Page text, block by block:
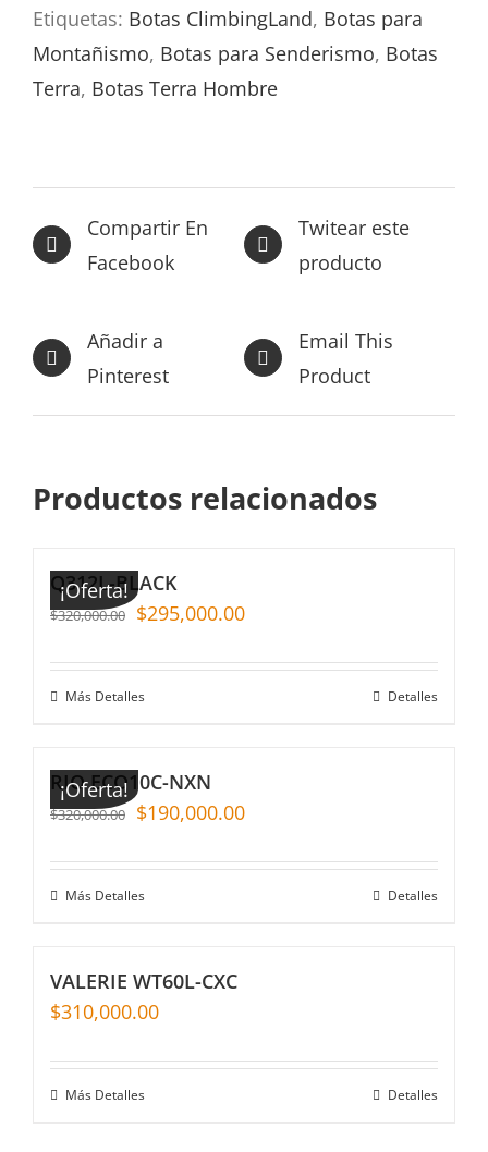
Etiquetas: Botas ClimbingLand, Botas para
Montañismo, Botas para Senderismo, Botas
Terra, Botas Terra Hombre
Compartir En
Facebook
Twitear este
producto
Añadir a
Pinterest
Email This
Product
Productos relacionados
¡Oferta!
Q312L-BLACK
$320,000.00 $295,000.00
Más Detalles Detalles
¡Oferta!
RIO ECO10C-NXN
$320,000.00 $190,000.00
Más Detalles Detalles
VALERIE WT60L-CXC
$310,000.00
Más Detalles Detalles